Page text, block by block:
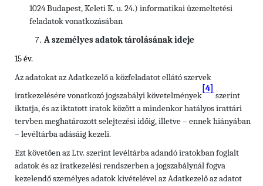
1024 Budapest, Keleti K. u. 24.) informatikai üzemeltetési
feladatok vonatkozásában
A személyes adatok tárolásának ideje
15 év.
Az adatokat az Adatkezelő a közfeladatot ellátó szervek
iratkezelésére vonatkozó jogszabályi követelmények
[4]
szerint
iktatja, és az iktatott iratok között a mindenkor hatályos irattári
tervben meghatározott selejtezési időig, illetve – ennek hiányában
– levéltárba adásáig kezeli.
Ezt követően az Ltv. szerint levéltárba adandó iratokban foglalt
adatok és az iratkezelési rendszerben a jogszabálynál fogva
kezelendő személyes adatok kivételével az Adatkezelő az adatot